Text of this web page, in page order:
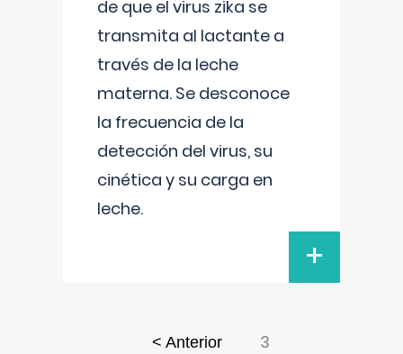
de que el virus zika se
transmita al lactante a
través de la leche
materna. Se desconoce
la frecuencia de la
detección del virus, su
cinética y su carga en
leche.
+
< Anterior 3